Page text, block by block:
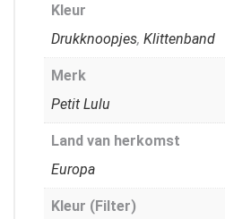
Kleur
Drukknoopjes, Klittenband
Merk
Petit Lulu
Land van herkomst
Europa
Kleur (Filter)